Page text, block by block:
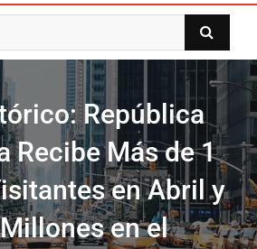
República
Recibe Más de 1
en Abril y
en el